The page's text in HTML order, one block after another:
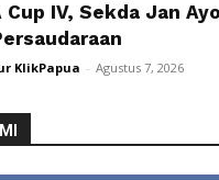
Cup IV, Sekda Jan
KlikPapua - Agustus 7, 2026